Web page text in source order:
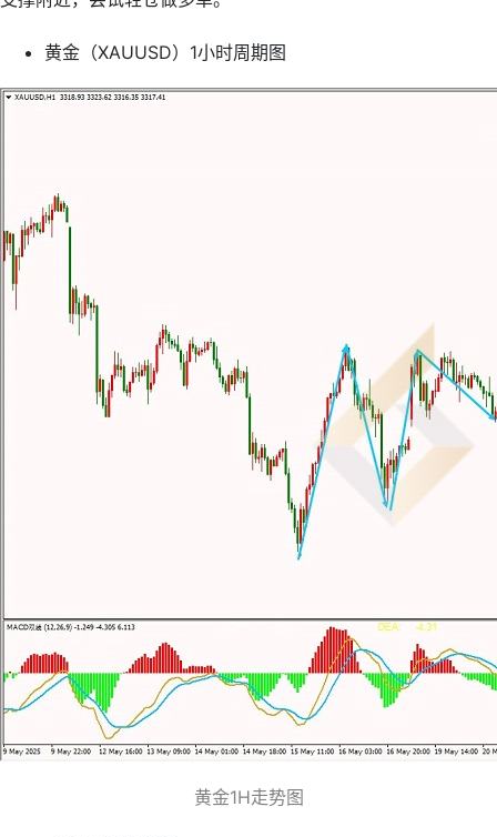
黄金（XAUUSD）1小时周期图
黄金1H走势图